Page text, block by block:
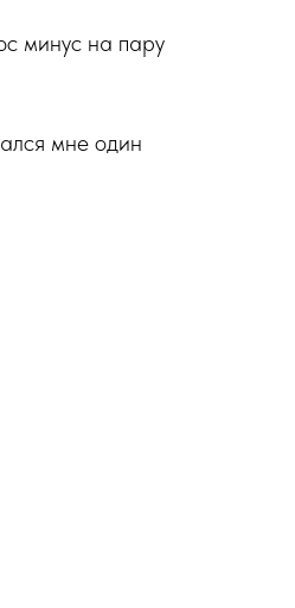
минус на пару
мне один